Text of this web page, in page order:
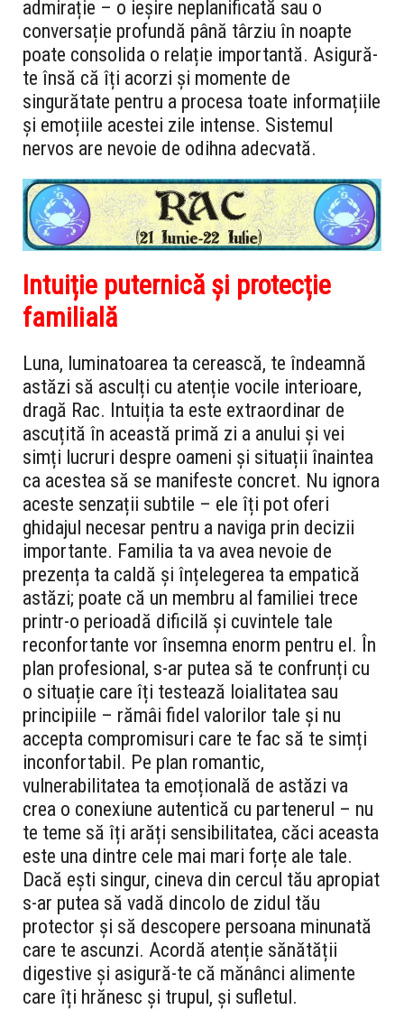
admirație – o ieșire neplanificată sau o
conversație profundă până târziu în noapte
poate consolida o relație importantă. Asigură-
te însă că îți acorzi și momente de
singurătate pentru a procesa toate informațiile
și emoțiile acestei zile intense. Sistemul
nervos are nevoie de odihna adecvată.
Intuiție puternică și protecție
familială
Luna, luminatoarea ta cerească, te îndeamnă
astăzi să asculți cu atenție vocile interioare,
dragă Rac. Intuiția ta este extraordinar de
ascuțită în această primă zi a anului și vei
simți lucruri despre oameni și situații înaintea
ca acestea să se manifeste concret. Nu ignora
aceste senzații subtile – ele îți pot oferi
ghidajul necesar pentru a naviga prin decizii
importante. Familia ta va avea nevoie de
prezența ta caldă și înțelegerea ta empatică
astăzi; poate că un membru al familiei trece
printr-o perioadă dificilă și cuvintele tale
reconfortante vor însemna enorm pentru el. În
plan profesional, s-ar putea să te confrunți cu
o situație care îți testează loialitatea sau
principiile – rămâi fidel valorilor tale și nu
accepta compromisuri care te fac să te simți
inconfortabil. Pe plan romantic,
vulnerabilitatea ta emoțională de astăzi va
crea o conexiune autentică cu partenerul – nu
te teme să îți arăți sensibilitatea, căci aceasta
este una dintre cele mai mari forțe ale tale.
Dacă ești singur, cineva din cercul tău apropiat
s-ar putea să vadă dincolo de zidul tău
protector și să descopere persoana minunată
care te ascunzi. Acordă atenție sănătății
digestive și asigură-te că mănânci alimente
care îți hrănesc și trupul, și sufletul.